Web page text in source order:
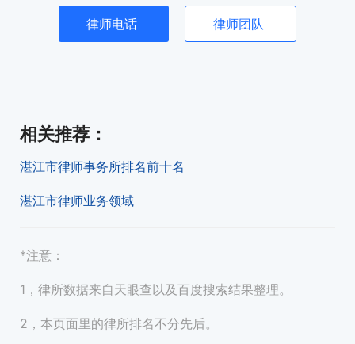
律师电话 律师团队
相关推荐 ：
湛江市律师事务所排名前十名
湛江市律师业务领域
*注意：
1，律所数据来自天眼查以及百度搜索结果整理。
2，本页面里的律所排名不分先后。